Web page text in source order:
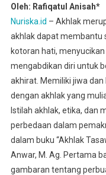
Oleh: Rafiqatul Anisah*
Nuriska.id – Akhlak
akhlak dapat membantu
kotoran hati,
mengabdikan diri untuk
akhirat. Memiliki jiwa
dengan akhlak yang
Istilah akhlak, etika, dan
perbedaan dalam
dalam buku “Akhlak
Anwar, M. Ag. Pertama
gambaran tentang